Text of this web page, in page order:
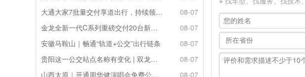
大通大家7批量交付享道出行，持续领跑多人出行赛道
08-07
金龙全新一代C系列重磅交付20台新车落地安徽省
08-07
安徽马鞍山｜畅通“轨道+公交”出行链条
08-07
贵阳这一公交站点名称有变化 | 双龙优化调整公交线路
08-07
山西太原｜开通周华健演唱会免费公交接驳专线
08-07